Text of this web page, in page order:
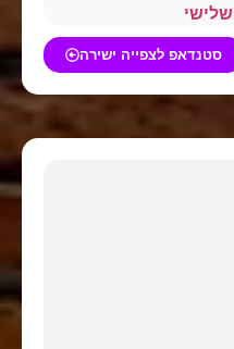
שלישי
סטנדאפ לצפייה ישירה